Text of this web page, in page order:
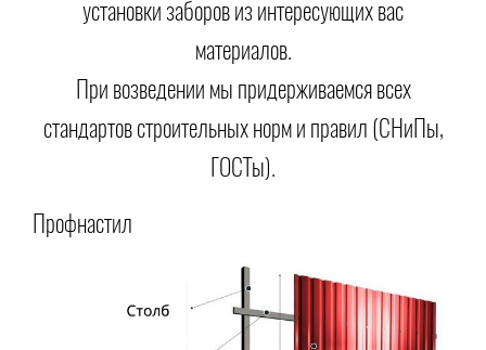
установки заборов из интересующих вас
материалов.
При возведении мы придерживаемся всех
стандартов строительных норм и правил (СНиПы,
ГОСТы).
Профнастил